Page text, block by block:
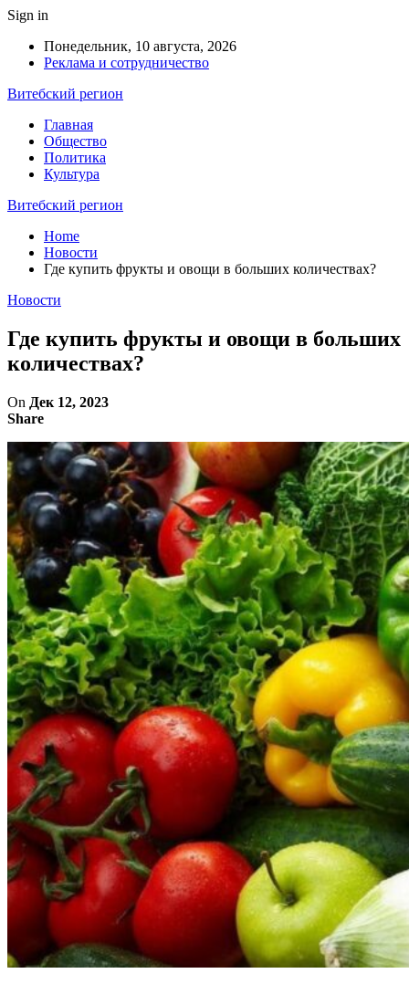
Sign in
Понедельник, 10 августа, 2026
Реклама и сотрудничество
Витебский регион
Главная
Общество
Политика
Культура
Витебский регион
Home
Новости
Где купить фрукты и овощи в больших количествах?
Новости
Где купить фрукты и овощи в больших
количествах?
On Дек 12, 2023
Share